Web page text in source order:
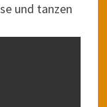
und tanzen